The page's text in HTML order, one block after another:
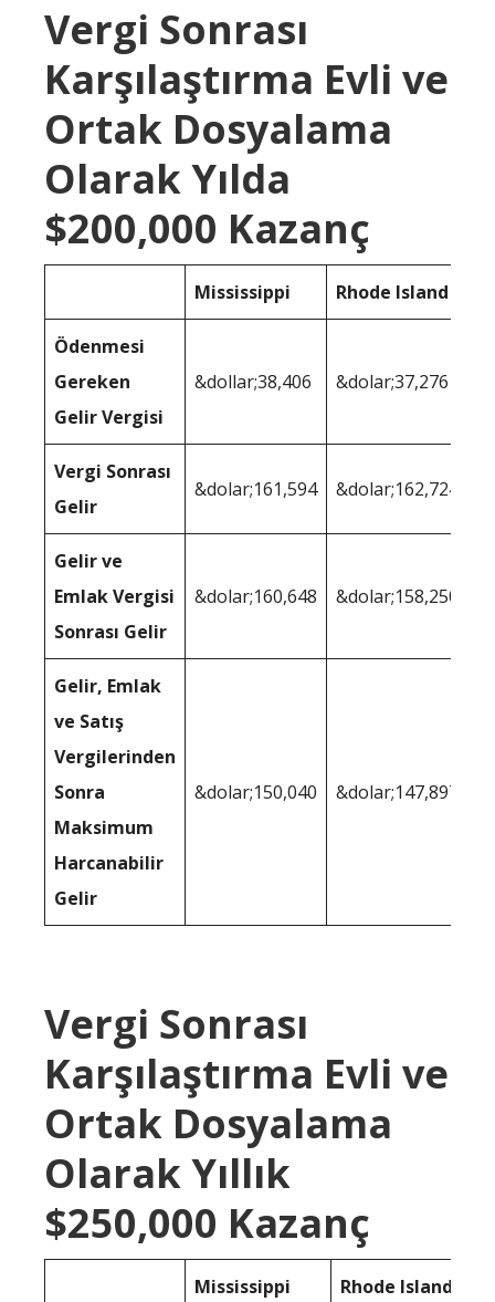
Vergi Sonrası
Karşılaştırma Evli ve
Ortak Dosyalama
Olarak Yılda
$200,000 Kazanç
Mississippi Rhode Island
Ödenmesi
Gereken
Gelir Vergisi
&dollar;38,406 &dolar;37,276
Vergi Sonrası
Gelir
&dolar;161,594 &dolar;162,724
Gelir ve
Emlak Vergisi
Sonrası Gelir
&dolar;160,648 &dolar;158,250
Gelir, Emlak
ve Satış
Vergilerinden
Sonra
Maksimum
Harcanabilir
Gelir
&dolar;150,040 &dolar;147,897
Vergi Sonrası
Karşılaştırma Evli ve
Ortak Dosyalama
Olarak Yıllık
$250,000 Kazanç
Mississippi Rhode Island